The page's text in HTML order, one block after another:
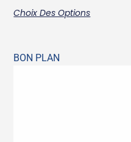
Choix Des Options
BON PLAN